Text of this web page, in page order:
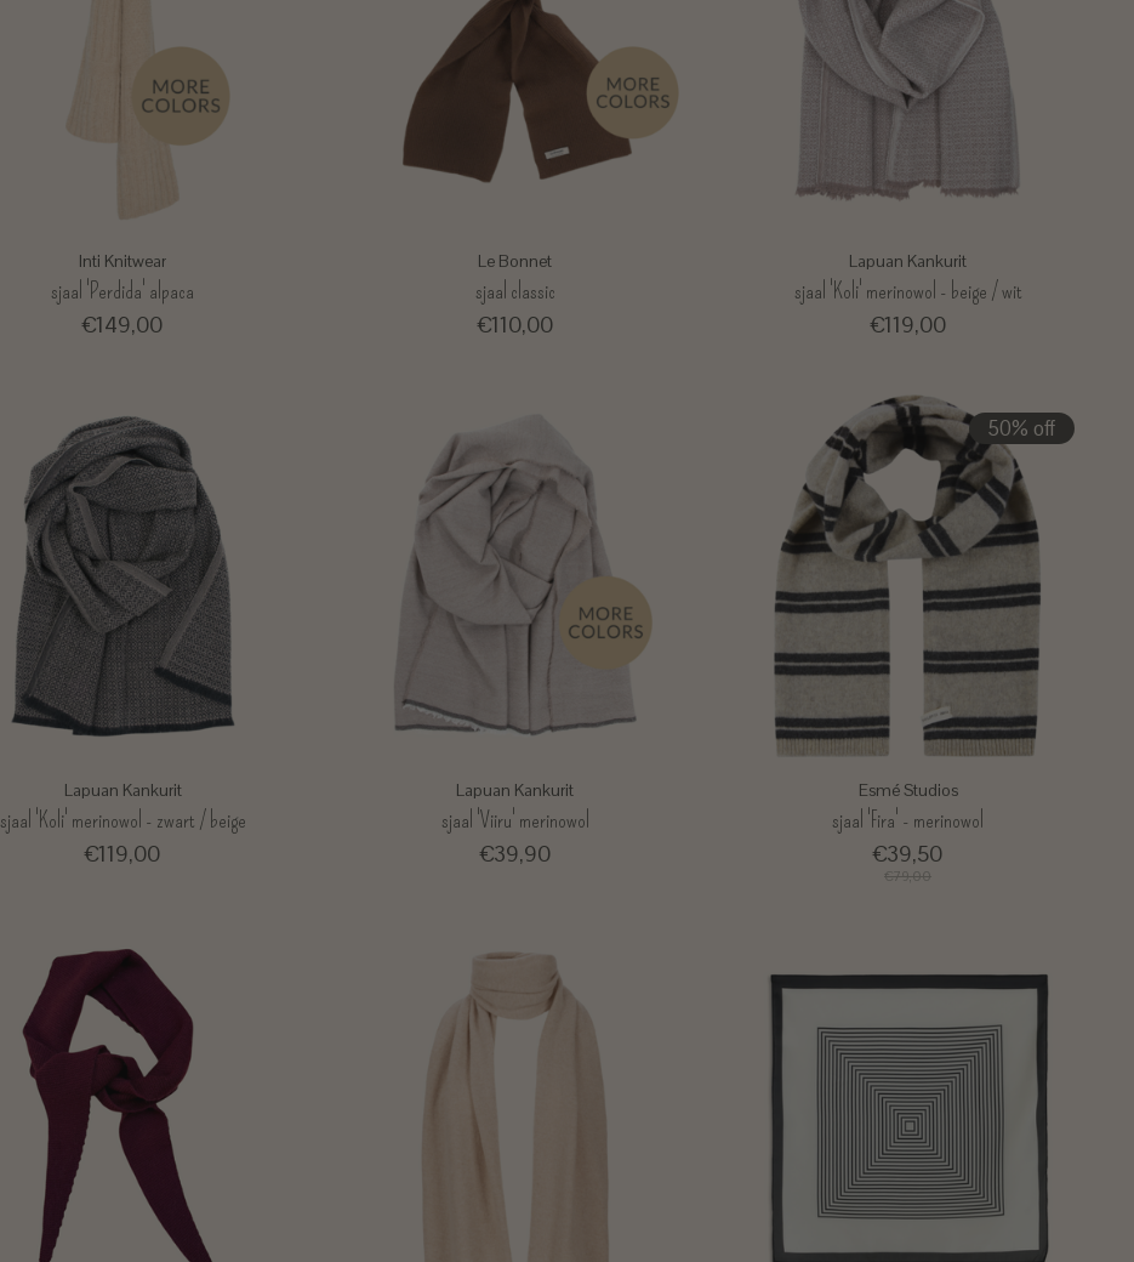
Inti Knitwear
sjaal 'Perdida' alpaca
€149,00
Le Bonnet
sjaal classic
€110,00
Lapuan Kankurit
sjaal 'Koli' merinowol - beige / wit
€119,00
Lapuan Kankurit
sjaal 'Koli' merinowol - zwart / beige
€119,00
Lapuan Kankurit
sjaal 'Viiru' merinowol
€39,90
50% off
Esmé Studios
sjaal 'Fira' - merinowol
€39,50
€79,00